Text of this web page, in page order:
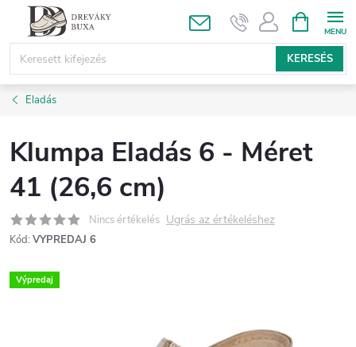
Ugrás
KERESÉS
KOSÁR
Eladás
Klumpa Eladás 6 - Méret
41 (26,6 cm)
Nincs értékelés Ugrás az értékeléshez
Kód: VYPREDAJ 6
Výpredaj